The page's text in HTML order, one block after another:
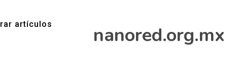
artículos nanored.org.mx